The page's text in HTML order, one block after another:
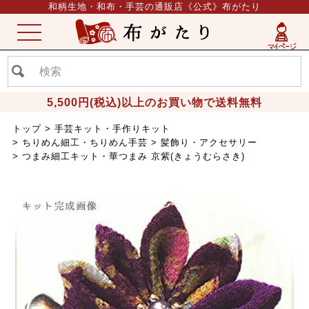
和柄生地・和布・手芸の通販店《公式》布がたり
5,500円(税込)以上のお買い物で送料無料
ME
NU
トップ
手芸キット・手作りキット
ちりめん細工・ちりめん手芸
髪飾り・アクセサリー
つまみ細工キット・華つまみ 京紫(きょうむらさき)